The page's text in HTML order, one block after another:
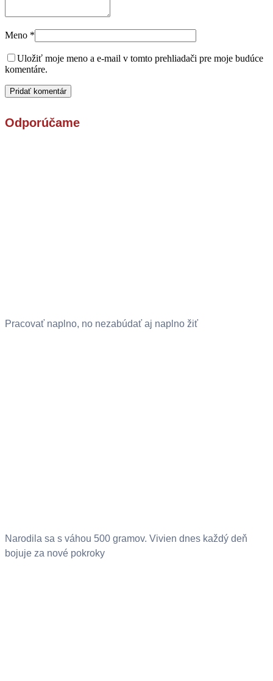
Meno *
Uložiť moje meno a e-mail v tomto prehliadači pre moje budúce
komentáre.
Odporúčame
Pracovať naplno, no nezabúdať aj naplno žiť
Narodila sa s váhou 500 gramov. Vivien dnes každý deň
bojuje za nové pokroky